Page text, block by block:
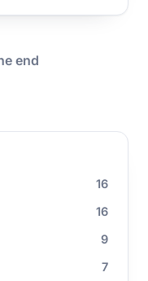
end
16
16
9
7